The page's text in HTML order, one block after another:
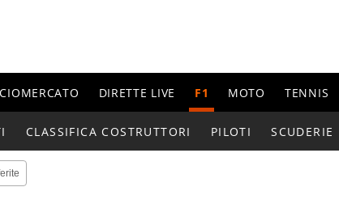
DIRETTE LIVE F1 MOTO TENNIS
CLASSIFICA COSTRUTTORI PILOTI SCUDERIE